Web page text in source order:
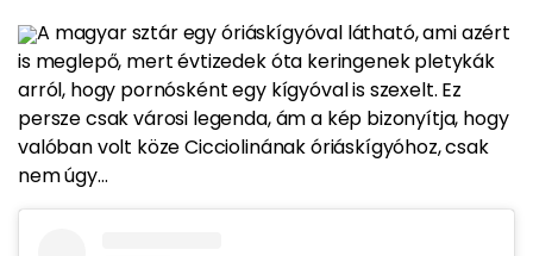
A magyar sztáregy óriáskígyóval látható, ami azért
is meglepő, mertévtizedek óta keringenek pletykák
arról, hogy pornósként egy kígyóval is szexelt. Ez
persze csak városi legenda, ám a kép bizonyítja, hogy
valóban volt közeCicciolinánakóriáskígyóhoz, csak
nem úgy...